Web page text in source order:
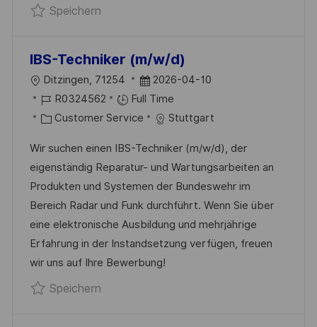
N
I
C
H
U
N
G
SpeichernSpeichern Oberflächenbeschichter (m/
IBS-Techniker (m/w/d)
O Ditzingen, 71254
D
A
T
M
D
E
R
V
E
R
2026-04-10
J
O
-
I
D
R0324562
Full Time
K
T
E
G
O
R
E
Customer Service Stuttgart
Wir suchen einen IBS-Techniker (m/w/d), der
eigenständig Reparatur- und Wartungsarbeiten an
Produkten und Systemen der Bundeswehr im
Bereich Radar und Funk durchführt. Wenn Sie über
eine elektronische Ausbildung und mehrjährige
Erfahrung in der Instandsetzung verfügen, freuen
wir uns auf Ihre Bewerbung!
SpeichernSpeichern IBS-Techniker (m/w/d)